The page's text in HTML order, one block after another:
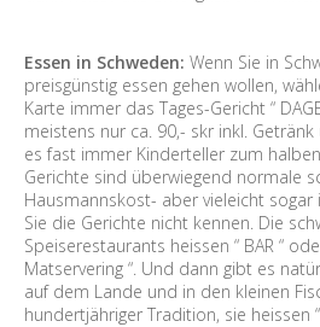
Essen in Schweden: Wenn Sie in
preisgünstig essen gehen wollen,
Karte immer das Tages-Gericht “
meistens nur ca. 90,- skr inkl.
es fast immer Kinderteller zum
Gerichte sind überwiegend normale
Hausmannskost- aber vieleicht sogar
Sie die Gerichte nicht kennen. Die
Speiserestaurants heissen “ BAR “
Matservering “. Und dann gibt es
auf dem Lande und in den kleinen
hundertjähriger Tradition, sie heissen “